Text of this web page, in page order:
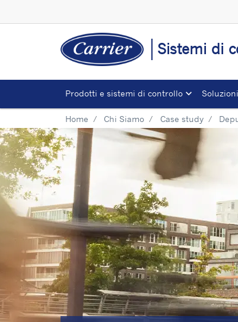
Sistemi di
Prodotti e sistemi di controllo
Home Chi Siamo Case study